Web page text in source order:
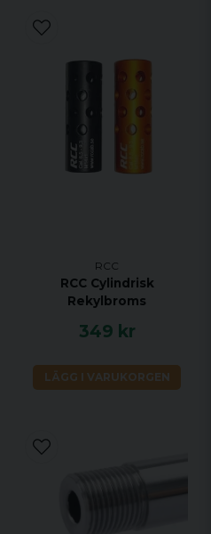
RCC
RCC Cylindrisk
Rekylbroms
349 kr
LÄGG I VARUKORGEN